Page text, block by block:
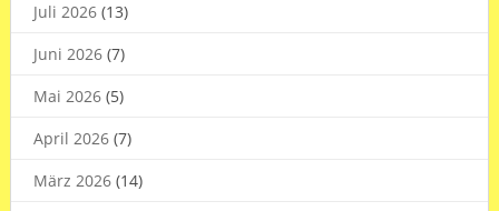
Juli 2026(13)
Juni 2026(7)
Mai 2026(5)
April 2026(7)
März 2026(14)